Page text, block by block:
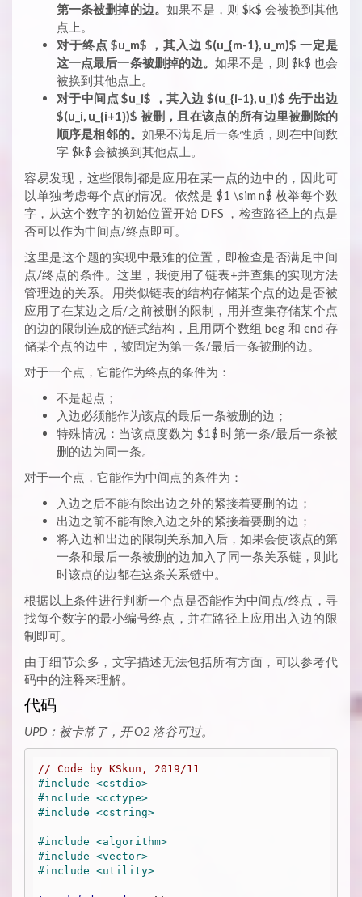
第一条被删掉的边。 如果不是，则 $k$ 会被换到其他
点上。
对于终点 $u_m$ ，其入边 $(u_{m-1}, u_m)$ 一定是
这一点最后一条被删掉的边。如果不是，则 $k$ 也会
被换到其他点上。
对于中间点 $u_i$ ，其入边 $(u_{i-1}, u_i)$ 先于出边
$(u_i, u_{i+1})$ 被删，且在该点的所有边里被删除的
顺序是相邻的。 如果不满足后一条性质，则在中间数
字 $k$ 会被换到其他点上。
容易发现，这些限制都是应用在某一点的边中的，因此可
以单独考虑每个点的情况。依然是 $1 \sim n$ 枚举每个数
字，从这个数字的初始位置开始 DFS ，检查路径上的点是
否可以作为中间点/终点即可。
这里是这个题的实现中最难的位置，即检查是否满足中间
点/终点的条件。这里，我使用了链表+并查集的实现方法
管理边的关系。用类似链表的结构存储某个点的边是否被
应用了在某边之后/之前被删的限制，用并查集存储某个点
的边的限制连成的链式结构，且用两个数组 beg 和 end 存
储某个点的边中，被固定为第一条/最后一条被删的边。
对于一个点，它能作为终点的条件为：
不是起点；
入边必须能作为该点的最后一条被删的边；
特殊情况：当该点度数为 $1$ 时第一条/最后一条被
删的边为同一条。
对于一个点，它能作为中间点的条件为：
入边之后不能有除出边之外的紧接着要删的边；
出边之前不能有除入边之外的紧接着要删的边；
将入边和出边的限制关系加入后，如果会使该点的第
一条和最后一条被删的边加入了同一条关系链，则此
时该点的边都在这条关系链中。
根据以上条件进行判断一个点是否能作为中间点/终点，寻
找每个数字的最小编号终点，并在路径上应用出入边的限
制即可。
由于细节众多，文字描述无法包括所有方面，可以参考代
码中的注释来理解。
代码
UPD：被卡常了，开 O2 洛谷可过。
// Code by KSkun, 2019/11
#include <cstdio>
#include <cctype>
#include <cstring>
#include <algorithm>
#include <vector>
#include <utility>